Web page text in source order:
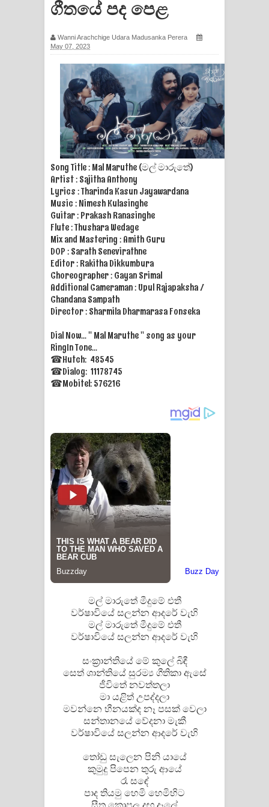
සිහියෙන් ගීතයේ පද පෙළ
Awanken Song Lyrics - අවංකෙන්
ගීතයේ පද පෙළ
Pa Sina Song Lyrics - පෑ සිනා ගීතයේ
පද පෙළ
Pemwanthiye Song Lyrics -
පෙම්වන්තියේ ගීතයේ පද පෙළ
Manobhawa Song Lyrics - මනෝභව
ගීතයේ පද පෙළ
Akahe Indala Song Lyrics - ආකාහේ
ඉඳලා ගීතයේ පද පෙළ
Raawaya Song Lyrics - රාවය ගීතයේ
පද පෙළ
Saddeta Denna Song Lyrics - සද්දෙට
Aramuna Song Lyrics - අරමුණ ගීතයේ
පද පෙළ
Sandata Duka Hithila Song Lyrics -
සඳට දුක හිතිලා ගීතයේ පද පෙළ
Sihina Song Lyrics - සිහින ගීතයේ පද
පෙළ
Dannawada Mawa Song Lyrics -
දන්නවාද මාව ගීතයේ පද පෙළ
NEENA Song Lyrics - නීනා ගීතයේ පද
පෙළ
විමයි හිමි ගීතයේ පද පෙළ
Mathaka Parana Song Lyrics - මතක
ගීතයේ පද පෙළ
Wanni Arachchige Udara Madusanka Perera
May 07, 2023
Song Title : Mal Maruthe (මල් මාරුතේ)
Artist : Sajitha Anthony
Lyrics : Tharinda Kasun Jayawardana
Music : Nimesh Kulasinghe
Guitar : Prakash Ranasinghe
Flute : Thushara Wedage
Mix and Mastering : Amith Guru
DOP : Sarath Senevirathne
Editor : Rakitha Dikkumbura
Choreographer : Gayan Srimal
Additional Cameraman : Upul Rajapaksha /
Chandana Sampath
Director : Sharmila Dharmarasa Fonseka
Dial Now... " Mal Maruthe " song as your
RingIn Tone...
☎Hutch: 48545
☎Dialog: 11178745
☎Mobitel: 576216
මල් මාරුතේ මීදුමේ එතී
වර්ෂාවියේ සලන්න ආදරේ වැහි
මල් මාරුතේ මීදුමේ එතී
වර්ෂාවියේ සලන්න ආදරේ වැහි
සංක්‍රාන්තියේ මේ කුලේ බිඳී
සෙත් ශාන්තියේ සුරම්‍ය ගීතිකා ඇසේ
ජීවිතේ නවත්තලා
මා යළිත් උපද්දලා
මවන්නෙ හීනයක්ද නෑ පසක් වෙලා
සන්තානයේ වේදනා මැකී
වර්ෂාවියේ සලන්න ආදරේ වැහි
තෝඩු සැලෙන පිනි යායේ
කුමුදු පිපෙන තුරු ආයේ
රෑ සඳේ
පාද තියමු හෙමි හෙමිහිට
සීත කොපුල දඟ දෑලේ